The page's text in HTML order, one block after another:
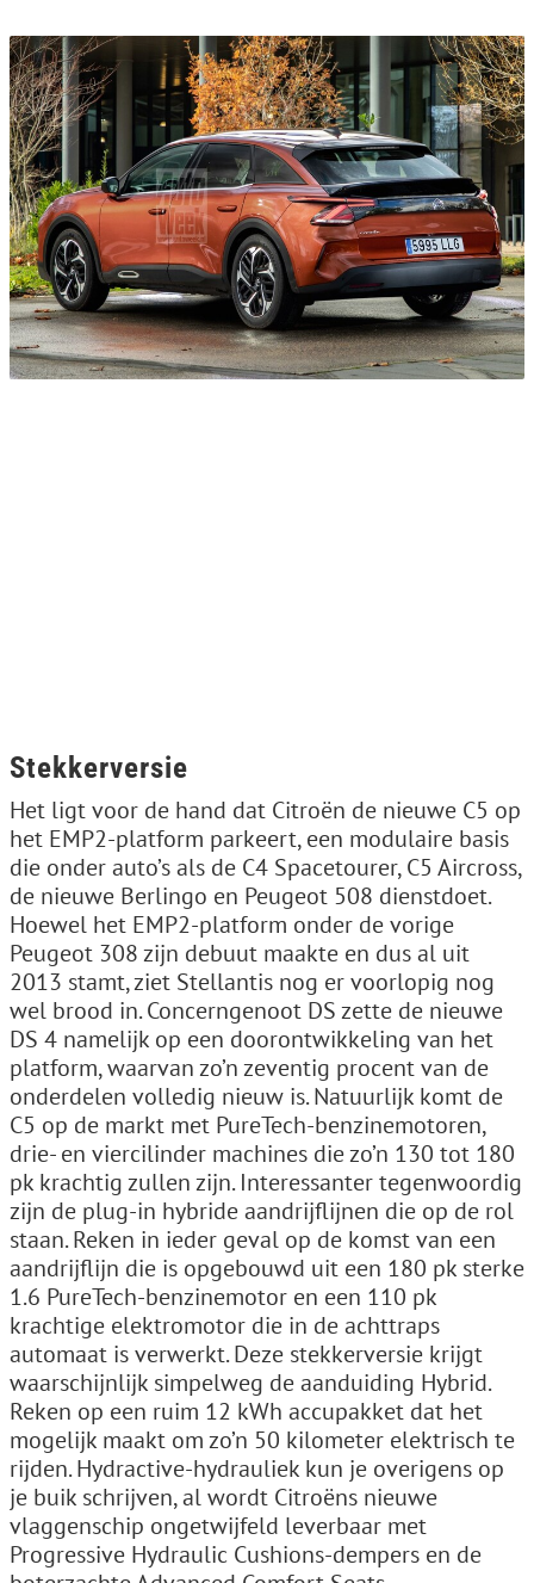
Stekkerversie
Het ligt voor de hand dat Citroën de nieuwe C5 op
het EMP2-platform parkeert, een modulaire basis
die onder auto’s als de C4 Spacetourer, C5 Aircross,
de nieuwe Berlingo en Peugeot 508 dienstdoet.
Hoewel het EMP2-platform onder de vorige
Peugeot 308 zijn debuut maakte en dus al uit
2013 stamt, ziet Stellantis nog er voorlopig nog
wel brood in. Concerngenoot DS zette de nieuwe
DS 4 namelijk op een doorontwikkeling van het
platform, waarvan zo’n zeventig procent van de
onderdelen volledig nieuw is. Natuurlijk komt de
C5 op de markt met PureTech-benzinemotoren,
drie- en viercilinder machines die zo’n 130 tot 180
pk krachtig zullen zijn. Interessanter tegenwoordig
zijn de plug-in hybride aandrijflijnen die op de rol
staan. Reken in ieder geval op de komst van een
aandrijflijn die is opgebouwd uit een 180 pk sterke
1.6 PureTech-benzinemotor en een 110 pk
krachtige elektromotor die in de achttraps
automaat is verwerkt. Deze stekkerversie krijgt
waarschijnlijk simpelweg de aanduiding Hybrid.
Reken op een ruim 12 kWh accupakket dat het
mogelijk maakt om zo’n 50 kilometer elektrisch te
rijden. Hydractive-hydrauliek kun je overigens op
je buik schrijven, al wordt Citroëns nieuwe
vlaggenschip ongetwijfeld leverbaar met
Progressive Hydraulic Cushions-dempers en de